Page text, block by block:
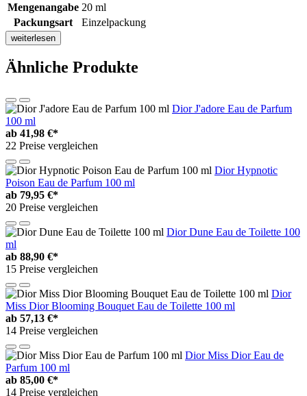
Mengenangabe 20 ml
Packungsart
Einzelpackung
weiterlesen
Ähnliche Produkte
Dior J'adore Eau de Parfum
100 ml
ab 41,98 €*
22 Preise vergleichen
Dior Hypnotic
Poison Eau de Parfum 100 ml
ab 79,95 €*
20 Preise vergleichen
Dior Dune Eau de Toilette 100
ml
ab 88,90 €*
15 Preise vergleichen
Dior
Miss Dior Blooming Bouquet Eau de Toilette 100 ml
ab 57,13 €*
14 Preise vergleichen
Dior Miss Dior Eau de
Parfum 100 ml
ab 85,00 €*
14 Preise vergleichen